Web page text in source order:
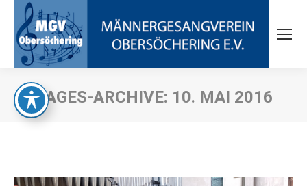
TAGES-ARCHIVE: 10. MAI 2016